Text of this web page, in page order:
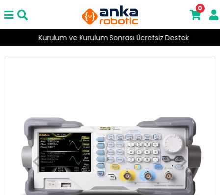
Kurulum ve Kurulum Sonrası Ücretsiz Destek
0